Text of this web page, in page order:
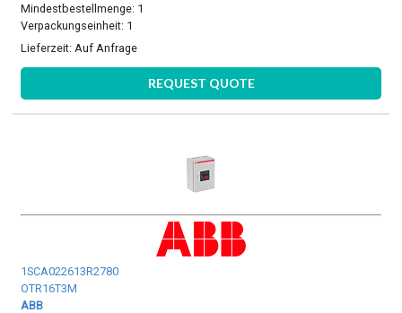
Mindestbestellmenge: 1
Verpackungseinheit: 1
Lieferzeit: Auf Anfrage
REQUEST QUOTE
1SCA022613R2780
OTR16T3M
ABB